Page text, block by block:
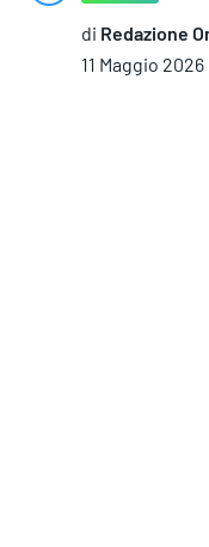
di Redazione
11 Maggio 2026